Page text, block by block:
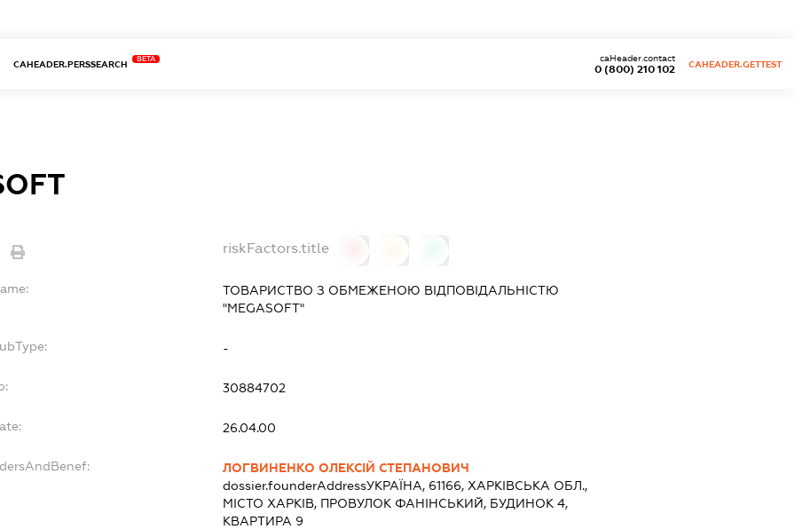
CAHEADER.PERSSEARCH
BETA
0 (800) 210 102
caHeader.contact
CAHEADER.GETTEST
riskFactors.title
ТОВАРИСТВО З ОБМЕЖЕНОЮ ВІДПОВІДАЛЬНІСТЮ
"MEGASOFT"
-
30884702
26.04.00
ЛОГВИНЕНКО ОЛЕКСІЙ СТЕПАНОВИЧ
dossier.founderAddressУКРАЇНА, 61166, ХАРКІВСЬКА ОБЛ.,
МІСТО ХАРКІВ, ПРОВУЛОК ФАНІНСЬКИЙ, БУДИНОК 4,
КВАРТИРА 9